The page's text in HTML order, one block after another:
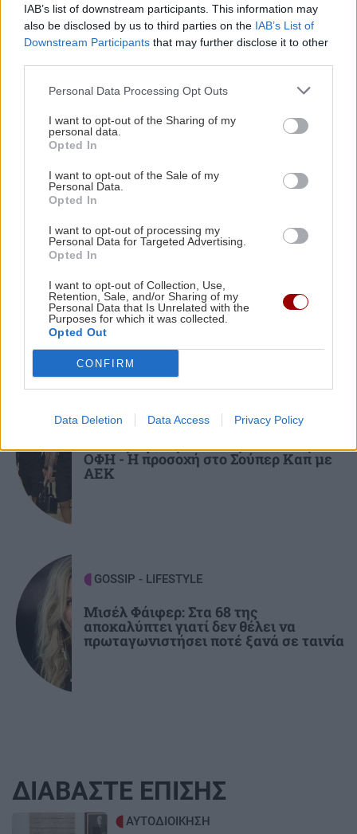
IAB’s list of downstream participants. This information may
also be disclosed by us to third parties on the IAB’s List of
Downstream Participants that may further disclose it to other
Personal Data Processing Opt Outs
I want to opt-out of the Sharing of my
personal data.
Opted In
I want to opt-out of the Sale of my
Personal Data.
Opted In
I want to opt-out of processing my
Personal Data for Targeted Advertising.
Opted In
I want to opt-out of Collection, Use,
Retention, Sale, and/or Sharing of my
Personal Data that Is Unrelated with the
Purposes for which it was collected.
Opted Out
CONFIRM
Data Deletion Data Access Privacy Policy
22:46
ΟΙΚΟΝΟΜΙΑ
Εξωδικαστικός Μηχανισμός: Πάνω από 20 δισ.
22:35
ΕΠΙΣΤΗΜΗ
Μικροσκοπικές δίνες ανακαλύφθηκαν για
πρώτη φορά στην επιφάνεια του Ήλιου
Ο ναός του Σωτήρος Χριστού στο χωριό μου το
Φουρνοφάραγγο. Της Μαρίας Καραταράκη*
22:10
ΑΘΛΗΤΙΚΑ
Ανατροπή με Γιάννη Αντετοκούνμπο στην
Εθνική ομάδα μπάσκετ
Το σόι σου: Τι αλλάζει τη νέα σεζόν;
αξιοπρέπεια
ΑΘΛΗΤΙΚΑ
Conference League: Ισοπαλία, μέτρια
εμφάνιση και η πρόκριση θα κριθεί
στη Σόφια για τον Παναθηναϊκό
ΑΘΛΗΤΙΚΑ
Επέστρεψε Ηράκλειο η αποστολή του
ΟΦΗ - Η προσοχή στο Σούπερ Καπ με
ΑΕΚ
GOSSIP - LIFESTYLE
Μισέλ Φάιφερ: Στα 68 της
αποκαλύπτει γιατί δεν θέλει να
πρωταγωνιστήσει ποτέ ξανά σε ταινία
ΔΙΑΒΑΣΤΕ ΕΠΙΣΗΣ
ΑΥΤΟΔΙΟΙΚΗΣΗ